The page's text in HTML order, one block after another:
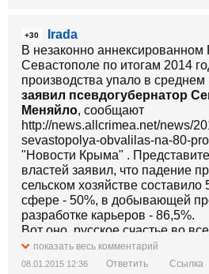
+30
Irada
В незаконно аннексированном
Севастополе по итогам 2014
производства упало в среднем
заявил псевдогубернатор
Меняйло, сообщают
http://news.allcrimea.net/news/
sevastopolya-obvalilas-na-80-
"Новости Крыма" .
властей заявил, что падение
сельском хозяйстве составило
сфере - 50%, в добывающей
разработке карьеров - 86,5%.
Вот оно, русское счастье во
показать весь комментарий
08.01.2015 12:36 Ответить Ссылка